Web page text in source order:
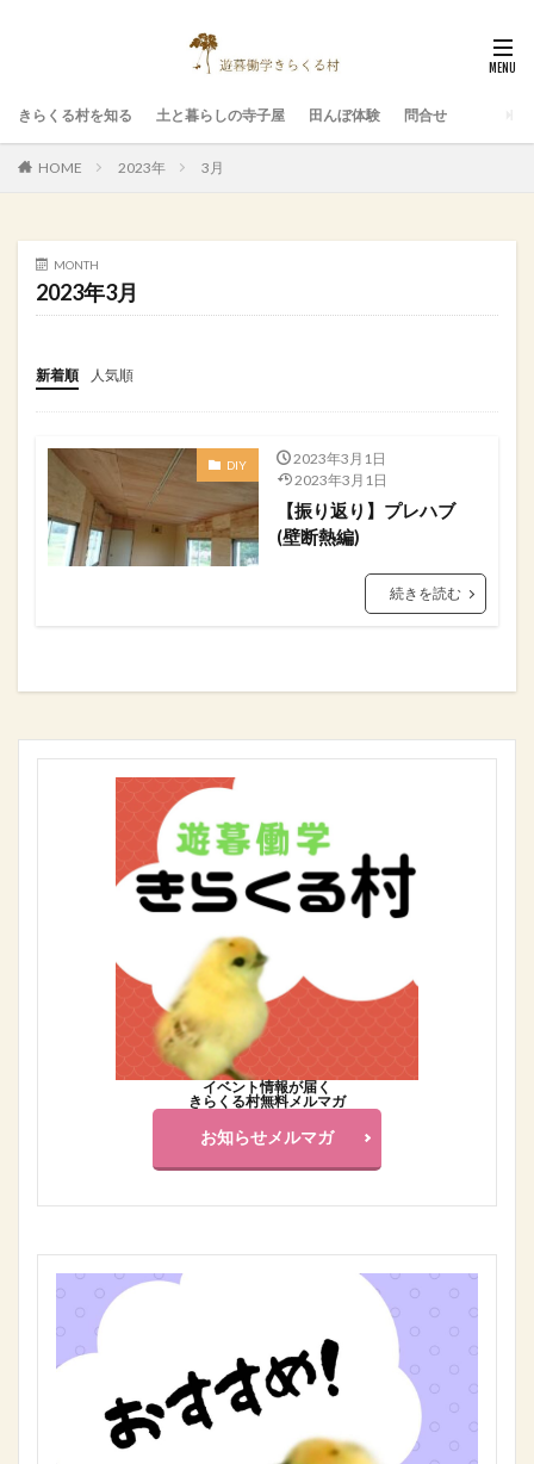
きらくる村を知る 土と暮らしの寺子屋 田んぼ体験 問合せ
HOME 2023年 3月
MONTH
2023年3月
新着順 人気順
DIY
2023年3月1日
2023年3月1日
【振り返り】プレハブ
(壁断熱編)
続きを読む
イベント情報が届く
きらくる村無料メルマガ
お知らせメルマガ